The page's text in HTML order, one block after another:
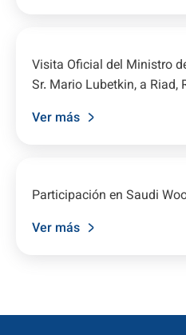
Visita Oficial del Ministro
Sr. Mario Lubetkin, a Riad,
Ver más
Participación en Saudi
Ver más